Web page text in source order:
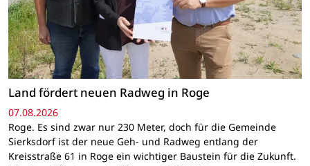
Land fördert neuen Radweg in Roge
07.08.2026
Roge. Es sind zwar nur 230 Meter, doch für die Gemeinde
Sierksdorf ist der neue Geh- und Radweg entlang der
Kreisstraße 61 in Roge ein wichtiger Baustein für die Zukunft.